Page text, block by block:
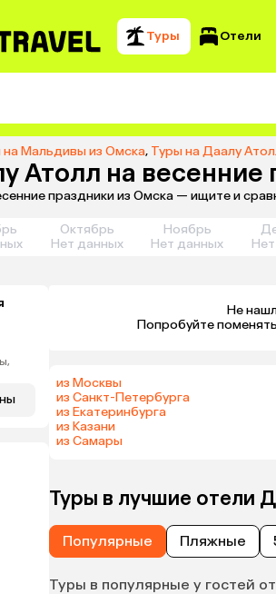
Туры Отели
на Мальдивы из Омска, Туры на Даалу
Атолл на весенние
праздники из Омска — ищите и
Октябрь
Нет данных
Ноябрь
Нет данных
Не
Попробуйте
из Москвы
из Санкт-Петербурга
из Екатеринбурга
из Казани
из Самары
Туры в лучшие отели
Популярные Пляжные
Туры в популярные у гостей